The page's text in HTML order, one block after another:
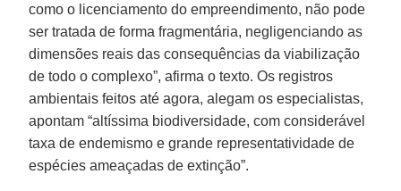
como o licenciamento do empreendimento, não pode
ser tratada de forma fragmentária, negligenciando as
dimensões reais das consequências da viabilização
de todo o complexo”, afirma o texto. Os registros
ambientais feitos até agora, alegam os especialistas,
apontam “altíssima biodiversidade, com considerável
taxa de endemismo e grande representatividade de
espécies ameaçadas de extinção”.